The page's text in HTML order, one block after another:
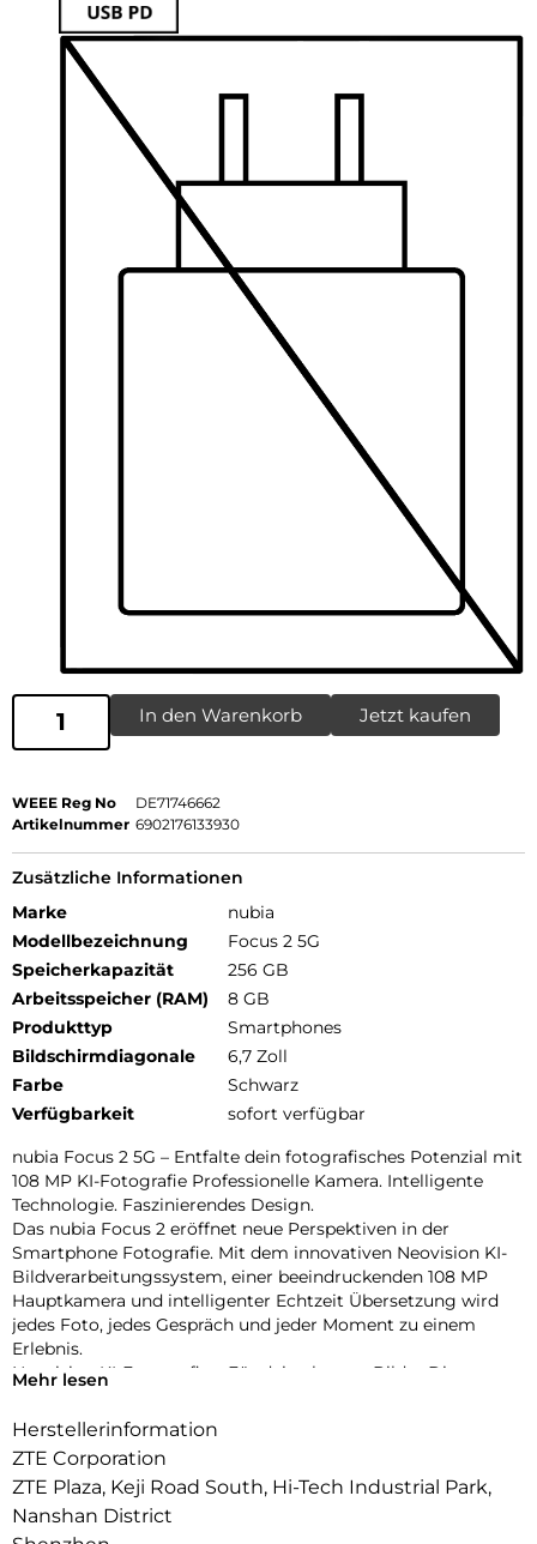
In den Warenkorb Jetzt kaufen
WEEE Reg No
DE71746662
Artikelnummer 6902176133930
Zusätzliche Informationen
Marke
nubia
Modellbezeichnung
Focus 2 5G
Speicherkapazität
256 GB
Arbeitsspeicher (RAM)
8 GB
Produkttyp
Smartphones
Bildschirmdiagonale
6,7 Zoll
Farbe
Schwarz
Verfügbarkeit
sofort verfügbar
nubia Focus 2 5G – Entfalte dein fotografisches Potenzial mit
108 MP KI-Fotografie Professionelle Kamera. Intelligente
Technologie. Faszinierendes Design.
Das nubia Focus 2 eröffnet neue Perspektiven in der
Smartphone Fotografie. Mit dem innovativen Neovision KI-
Bildverarbeitungssystem, einer beeindruckenden 108 MP
Hauptkamera und intelligenter Echtzeit Übersetzung wird
jedes Foto, jedes Gespräch und jeder Moment zu einem
Erlebnis.
Neovision KI-Fotografie – Für deine besten Bilder Die
Hardware bringt deine Fotografie auf ein neues Level.
Mehr lesen
Herstellerinformation
ZTE Corporation
ZTE Plaza, Keji Road South, Hi-Tech Industrial Park,
Nanshan District